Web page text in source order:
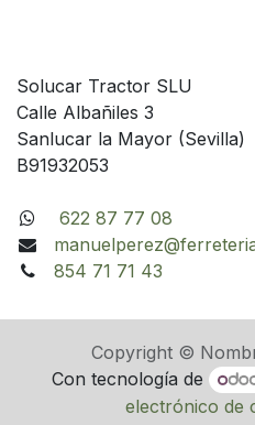
Solucar Tractor SLU
Calle Albañiles 3
Sanlucar la Mayor (Sevilla)
B91932053
622 87 77 08
854 71 71 43
Copyright ©
Con tecnología de
electrónico de